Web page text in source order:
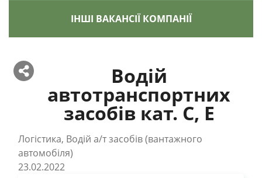
ІНШІ ВАКАНСІЇ КОМПАНІЇ
Водій
автотранспортних
засобів кат. С, Е
Логістика, Водій а/т засобів (вантажного
автомобіля)
23.02.2022